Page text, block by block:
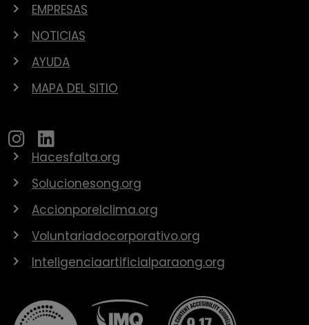
EMPRESAS
NOTICIAS
AYUDA
MAPA DEL SITIO
Hacesfalta.org
Solucionesong.org
Accionporelclima.org
Voluntariadocorporativo.org
Inteligenciaartificialparaong.org